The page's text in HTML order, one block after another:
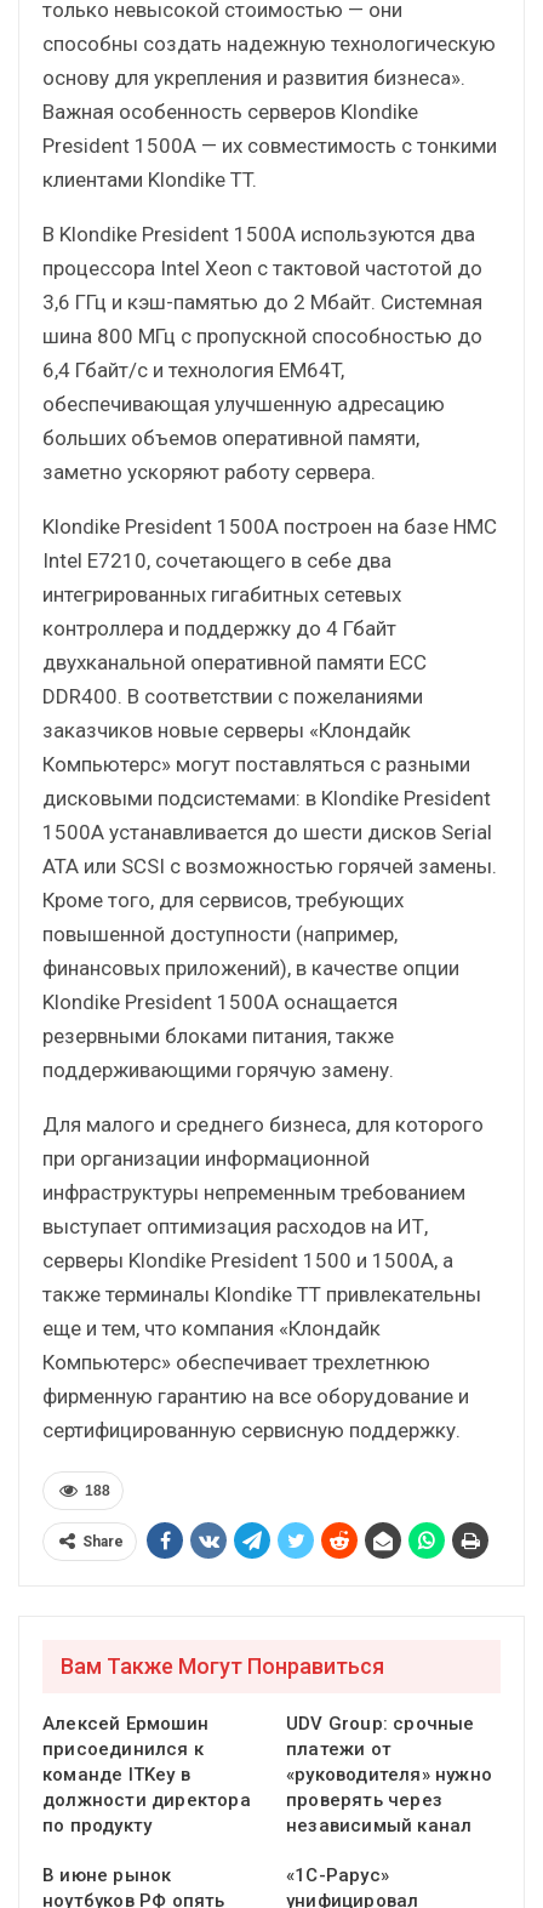
только невысокой стоимостью — они
способны создать надежную технологическую
основу для укрепления и развития бизнеса».
Важная особенность серверов Klondike
President 1500A — их совместимость с тонкими
клиентами Klondike TT.
В Klondike President 1500A используются два
процессора Intel Xeon с тактовой частотой до
3,6 ГГц и кэш-памятью до 2 Мбайт. Системная
шина 800 МГц с пропускной способностью до
6,4 Гбайт/с и технология EM64T,
обеспечивающая улучшенную адресацию
больших объемов оперативной памяти,
заметно ускоряют работу сервера.
Klondike President 1500A построен на базе НМС
Intel E7210, сочетающего в себе два
интегрированных гигабитных сетевых
контроллера и поддержку до 4 Гбайт
двухканальной оперативной памяти ECC
DDR400. В соответствии с пожеланиями
заказчиков новые серверы «Клондайк
Компьютерс» могут поставляться с разными
дисковыми подсистемами: в Klondike President
1500A устанавливается до шести дисков Serial
ATA или SCSI с возможностью горячей замены.
Кроме того, для сервисов, требующих
повышенной доступности (например,
финансовых приложений), в качестве опции
Klondike President 1500A оснащается
резервными блоками питания, также
поддерживающими горячую замену.
Для малого и среднего бизнеса, для которого
при организации информационной
инфраструктуры непременным требованием
выступает оптимизация расходов на ИТ,
серверы Klondike President 1500 и 1500A, а
также терминалы Klondike TT привлекательны
еще и тем, что компания «Клондайк
Компьютерс» обеспечивает трехлетнюю
фирменную гарантию на все оборудование и
сертифицированную сервисную поддержку.
188
Share
Вам Также Могут Понравиться
Алексей Ермошин
присоединился к
команде ITKey в
должности директора
по продукту
UDV Group: срочные
платежи от
«руководителя» нужно
проверять через
независимый канал
В июне рынок
ноутбуков РФ опять
«1С-Рарус»
унифицировал